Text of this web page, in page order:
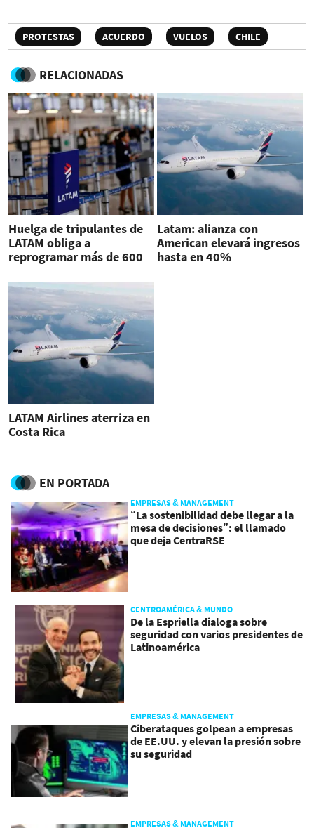
PROTESTAS ACUERDO VUELOS CHILE
RELACIONADAS
Huelga de tripulantes de
LATAM obliga a
reprogramar más de 600
Latam: alianza con
American elevará ingresos
hasta en 40%
LATAM Airlines aterriza en
Costa Rica
EN PORTADA
EMPRESAS & MANAGEMENT
“La sostenibilidad debe llegar a la
mesa de decisiones”: el llamado
que deja CentraRSE
CENTROAMÉRICA & MUNDO
De la Espriella dialoga sobre
seguridad con varios presidentes de
Latinoamérica
EMPRESAS & MANAGEMENT
Ciberataques golpean a empresas
de EE.UU. y elevan la presión sobre
su seguridad
EMPRESAS & MANAGEMENT